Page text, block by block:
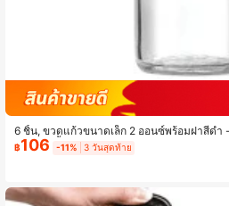
6 ชิ้น, ขวดแก้วขนาดเล็ก 2 ออนซ์พร้อมฝาสีดำ
สุขภาพ, น้ำผลไม้, ตัวอย่าง
฿106 -11% 3 วันสุดท้าย